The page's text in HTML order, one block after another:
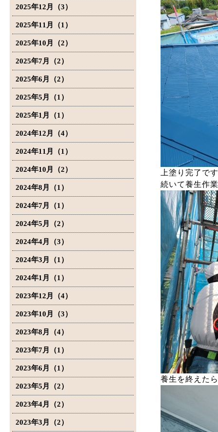
2025年12月（3）
2025年11月（1）
2025年10月（2）
2025年7月（2）
2025年6月（2）
2025年5月（1）
2025年1月（1）
2024年12月（4）
2024年11月（1）
2024年10月（2）
2024年8月（1）
2024年7月（1）
2024年5月（2）
2024年4月（3）
2024年3月（1）
2024年1月（1）
2023年12月（4）
2023年10月（3）
2023年8月（4）
2023年7月（1）
2023年6月（1）
2023年5月（2）
2023年4月（2）
2023年3月（2）
上塗り完了で
続いて養生作
養生を終えた